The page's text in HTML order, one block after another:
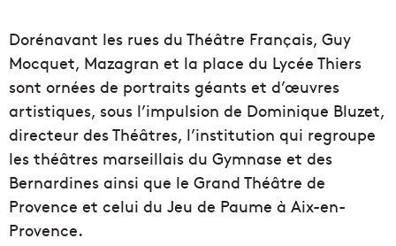
Dorénavant les rues du Théâtre Français, Guy
Mocquet, Mazagran et la place du Lycée Thiers
sont ornées de portraits géants et d’œuvres
artistiques, sous l’impulsion de Dominique Bluzet,
directeur des Théâtres, l’institution qui regroupe
les théâtres marseillais du Gymnase et des
Bernardines ainsi que le Grand Théâtre de
Provence et celui du Jeu de Paume à Aix-en-
Provence.